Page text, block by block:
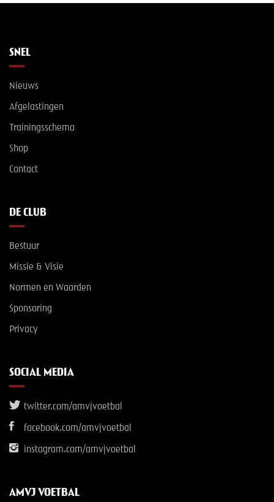
SNEL
Nieuws
Afgelastingen
Trainingsschema
Shop
Contact
DE CLUB
Bestuur
Missie & Visie
Normen en Waarden
Sponsoring
Privacy
SOCIAL MEDIA
twitter.com/amvjvoetbal
facebook.com/amvjvoetbal
instagram.com/amvjvoetbal
AMVJ VOETBAL